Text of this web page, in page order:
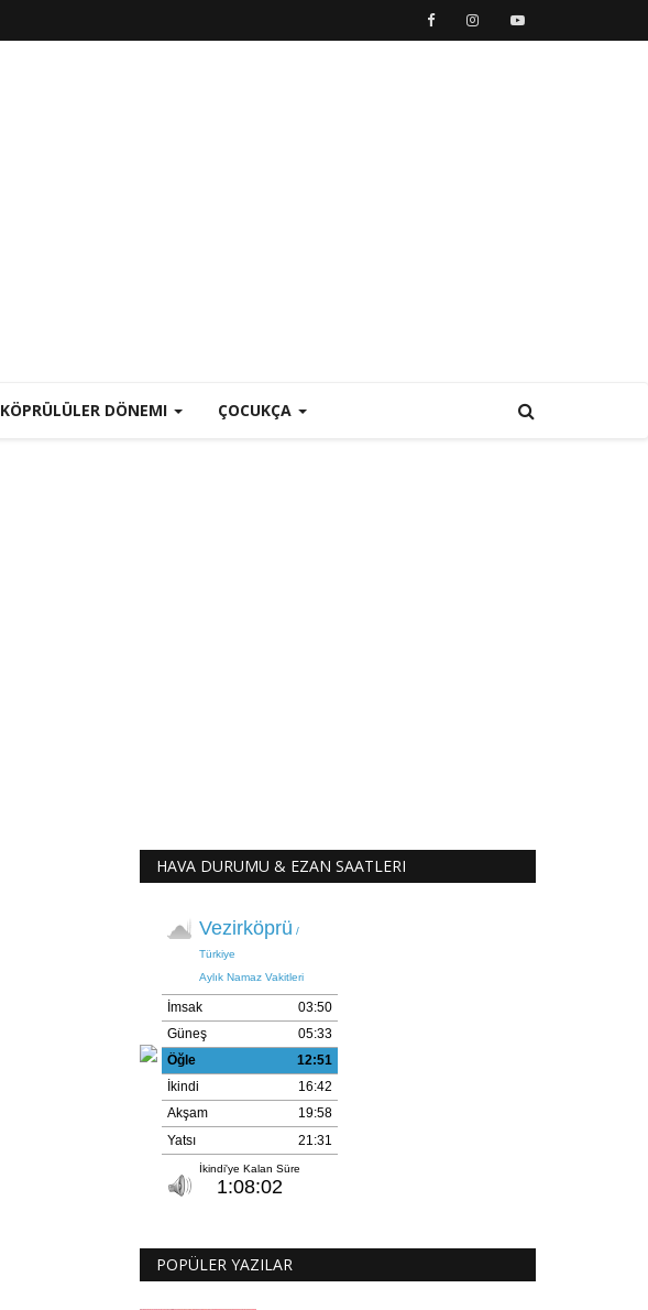
KÖPRÜLÜLER DÖNEMI ÇOCUKÇA
HAVA DURUMU & EZAN SAATLERI
POPÜLER YAZILAR